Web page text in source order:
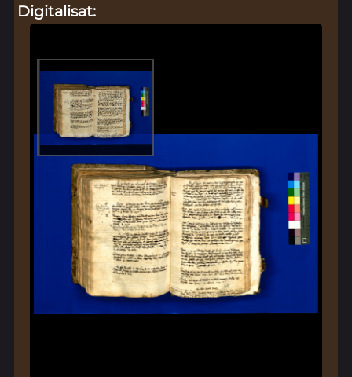
Digitalisat: